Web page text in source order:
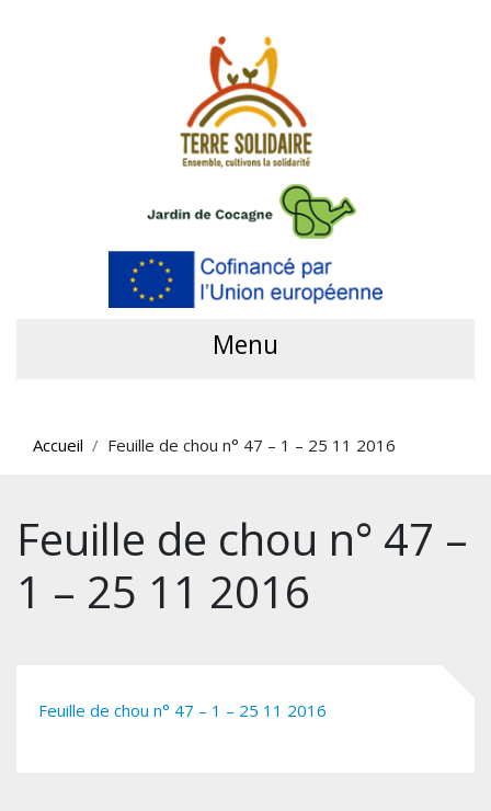
Menu
Accueil Feuille de chou n° 47 – 1 – 25 11 2016
Feuille de chou n° 47 –
1 – 25 11 2016
Feuille de chou n° 47 – 1 – 25 11 2016